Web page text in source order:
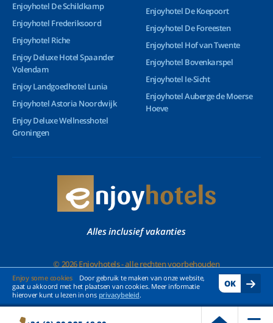
Enjoy some cookies
Door gebruik te maken van onze website,
gaat u akkoord met het plaatsen van cookies. Meer informatie
hierover kunt u lezen in ons privacybeleid.
OK
Enjoyhotel De Schildkamp
Enjoyhotel Frederiksoord
Enjoyhotel Riche
Enjoy Deluxe Hotel Spaander
Volendam
Enjoy Landgoedhotel Lunia
Enjoyhotel Astoria Noordwijk
Enjoy Deluxe Wellnesshotel
Groningen
Enjoyhotel De Koepoort
Enjoyhotel De Foreesten
Enjoyhotel Hof van Twente
Enjoyhotel Bovenkarspel
Enjoyhotel Ie-Sicht
Enjoyhotel Auberge de Moerse
Hoeve
Alles inclusief vakanties
© 2026 Enjoyhotels - alle rechten voorbehouden